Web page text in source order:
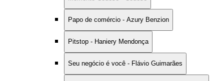
Papo de comércio - Azury Benzion
Pitstop - Haniery Mendonça
Seu negócio é você - Flávio Guimarães